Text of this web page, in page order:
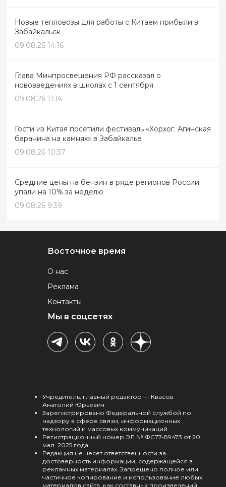
Новые тепловозы для работы с Китаем прибыли в
Забайкальск
09.08.26 14:16
Глава Минпросвещения РФ рассказал о
нововведениях в школах с 1 сентября
09.08.26 11:16
Гости из Китая посетили фестиваль «Хорхог. Агинская
баранина на камнях» в Забайкалье
09.08.26 10:37
Средние цены на бензин в ряде регионов России
упали на 10% за неделю
09.08.26 9:39
Восточное время
О нас
Реклама
Контакты
Мы в соцсетях
Учредитель, главный редактор — Квасов
Анатолий Юрьевич
Зарегистрировано Федеральной службой по
надзору в сфере связи, информационных
технологий и массовых коммуникаций.
Регистрационный номер ЭЛ № ФС77-89473 от 20
мая 2025 года.
Редакция не несет ответственности за
достоверность информации, содержащейся в
рекламных материалах. Запрещено полное или
частичное копирование и использование любых
материалов сайта, как составных произведений,